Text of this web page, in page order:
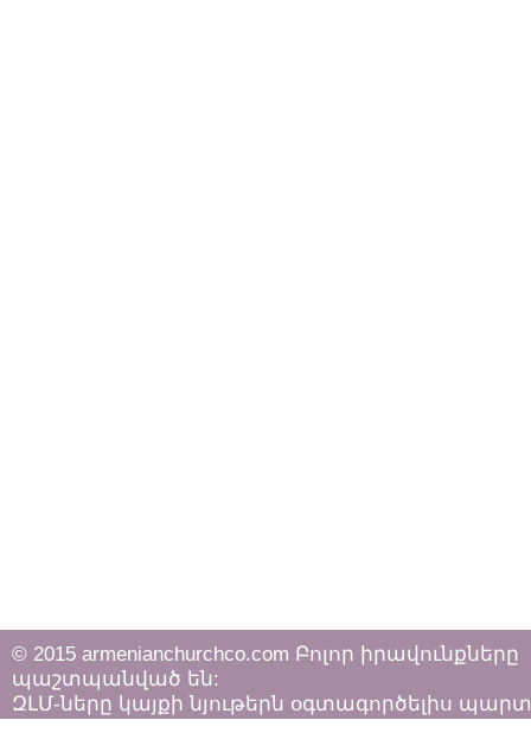
© 2015 armenianchurchco.com Բոլոր իրավունքները
պաշտպանված են:
ԶԼՄ-ները կայքի նյութերն օգտագործելիս